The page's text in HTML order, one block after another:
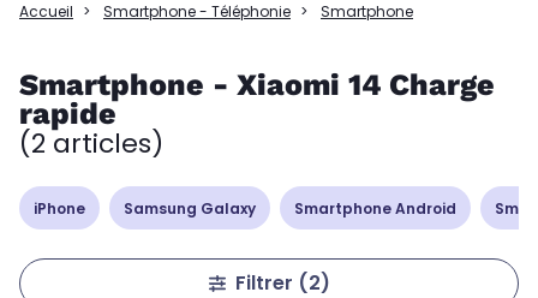
Accéder directement au chatbot
Accueil Smartphone - Téléphonie Smartphone
Smartphone - Xiaomi 14 Charge
rapide
(2 articles)
iPhone Samsung Galaxy Smartphone Android
Filtrer (2)